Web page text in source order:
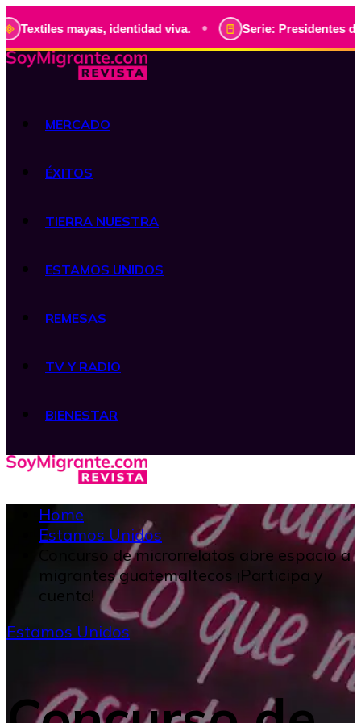
mayas, identidad viva. • Serie: Presidentes de
MERCADO
ÉXITOS
TIERRA NUESTRA
ESTAMOS UNIDOS
REMESAS
TV Y RADIO
BIENESTAR
Home
Estamos Unidos
Concurso de microrrelatos abre espacio a
migrantes guatemaltecos ¡Participa y
cuenta!
Estamos Unidos